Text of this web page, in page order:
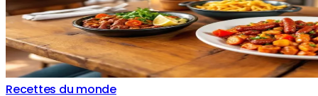
Recettes du monde